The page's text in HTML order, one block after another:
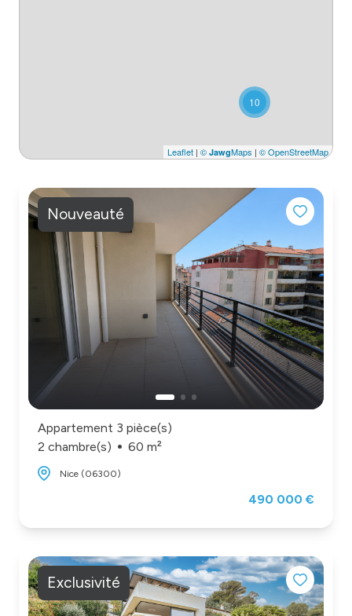
10
Leaflet | © JawgMaps | © OpenStreetMap
Nouveauté
Appartement 3 pièce(s)
2 chambre(s)
60 m²
Nice (06300)
490 000 €
Exclusivité